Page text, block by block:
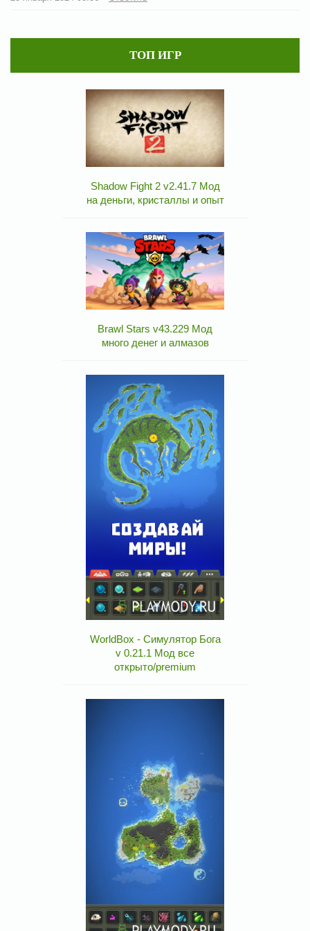
ТОП ИГР
Shadow Fight 2 v2.41.7 Мод
на деньги, кристаллы и опыт
Brawl Stars v43.229 Мод
много денег и алмазов
WorldBox - Симулятор Бога
v 0.21.1 Мод все
открыто/premium